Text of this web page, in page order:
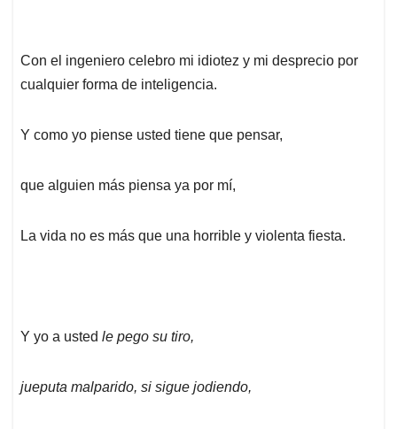
Con el ingeniero celebro mi idiotez y mi desprecio por
cualquier forma de inteligencia.
Y como yo piense usted tiene que pensar,
que alguien más piensa ya por mí,
La vida no es más que una horrible y violenta fiesta.
Y yo a usted le pego su tiro,
jueputa malparido, si sigue jodiendo,